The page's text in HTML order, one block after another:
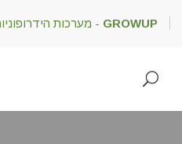
GROWUP - מערכות